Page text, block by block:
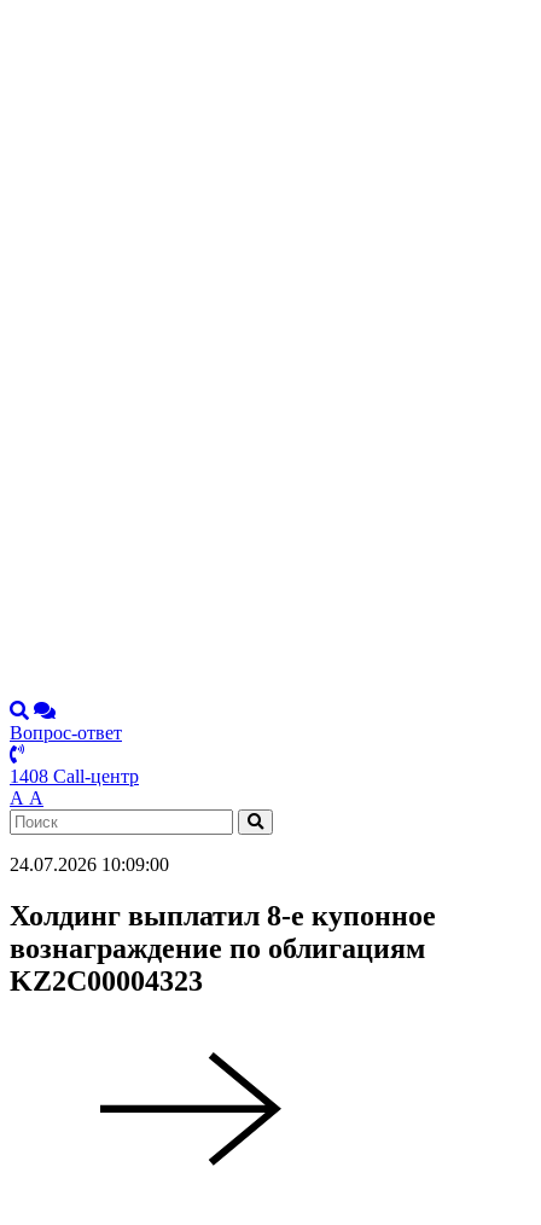
Вопрос-ответ
1408 Call-центр
А А
24.07.2026 10:09:00
Холдинг выплатил 8-е купонное
вознаграждение по облигациям
KZ2C00004323